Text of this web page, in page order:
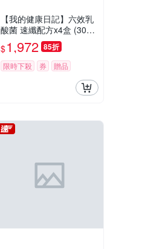
【我的健康日記】六效乳
酸菌 速纖配方x4盒 (30入/
盒)
$1,972 85折
限時下殺 券 贈品